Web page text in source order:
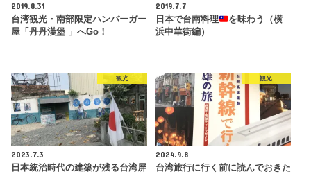
2019.8.31
台湾観光・南部限定ハンバーガー
屋「丹丹漢堡 」へGo！
2019.7.7
日本で台南料理
を味わう（横
浜中華街編）
観光
2023.7.3
日本統治時代の建築が残る台湾屏
観光
2024.9.8
台湾旅行に行く前に読んでおきた